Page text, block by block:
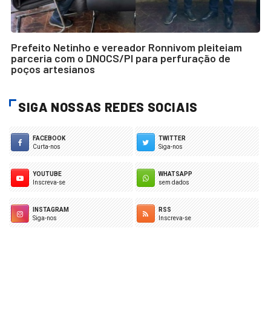
Prefeito Netinho e vereador Ronnivom pleiteiam
parceria com o DNOCS/PI para perfuração de
poços artesianos
SIGA NOSSAS REDES SOCIAIS
FACEBOOK
Curta-nos
TWITTER
Siga-nos
YOUTUBE
Inscreva-se
WHATSAPP
sem dados
INSTAGRAM
Siga-nos
RSS
Inscreva-se